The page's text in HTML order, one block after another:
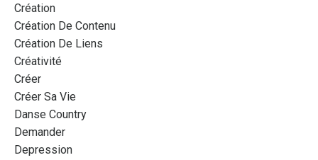
Création
Création De Contenu
Création De Liens
Créativité
Créer
Créer Sa Vie
Danse Country
Demander
Depression